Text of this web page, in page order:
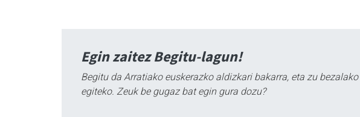
Egin zaitez Begitu-lagun!
Begitu da Arratiako euskerazko aldizkari bakarra, eta zu
egiteko. Zeuk be gugaz bat egin gura dozu?